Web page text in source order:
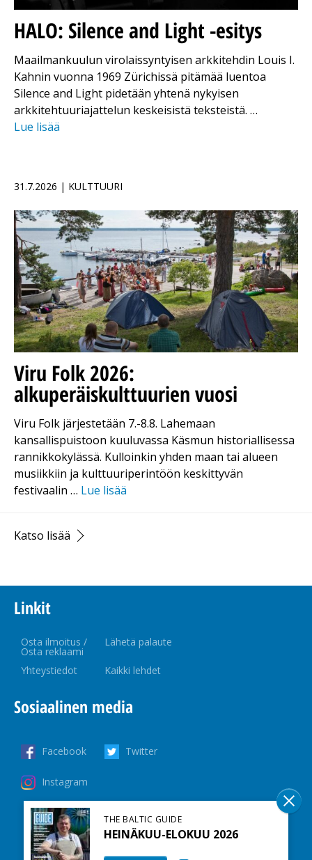
HALO: Silence and Light -esitys
Maailmankuulun virolaissyntyisen arkkitehdin Louis I.
Kahnin vuonna 1969 Zürichissä pitämää luentoa
Silence and Light pidetään yhtenä nykyisen
arkkitehtuuriajattelun keskeisistä teksteistä. …
Lue lisää
31.7.2026 | KULTTUURI
Viru Folk 2026:
alkuperäiskulttuurien vuosi
Viru Folk järjestetään 7.-8.8. Lahemaan
kansallispuistoon kuuluvassa Käsmun historiallisessa
rannikkokylässä. Kulloinkin yhden maan tai alueen
musiikkiin ja kulttuuriperintöön keskittyvän
festivaalin … Lue lisää
Katso lisää
THE BALTIC GUIDE
HEINÄKUU-ELOKUU 2026
Linkit
Osta ilmoitus /
Osta reklaami
Lähetä palaute
Yhteystiedot Kaikki lehdet
Sosiaalinen media
Facebook Twitter
Instagram